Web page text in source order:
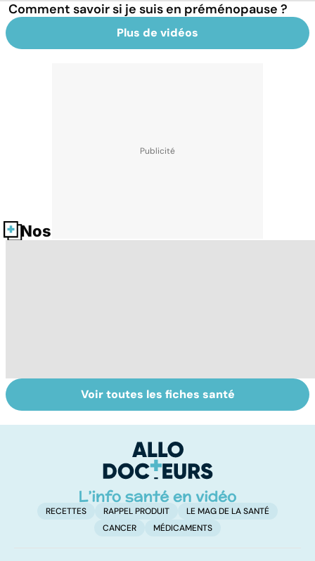
Comment savoir si je suis en préménopause ?
Plus de vidéos
Nos fiches santé
Violences
sexuelles :
Cannabis : une
vraie
Voir toutes les fiches santé
RECETTES RAPPEL PRODUIT
LE MAG DE LA SANTÉ
CANCER
MÉDICAMENTS